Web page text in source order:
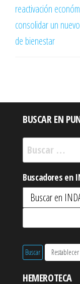
reactivación
consolidar un
de bienestar
BUSCAR EN
Buscar:
Buscadores en
HEMEROTECA